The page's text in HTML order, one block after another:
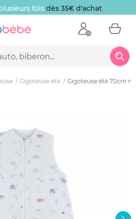
fois dès 35€ d'achat
Gigoteuse été Gigoteuse été 70cm